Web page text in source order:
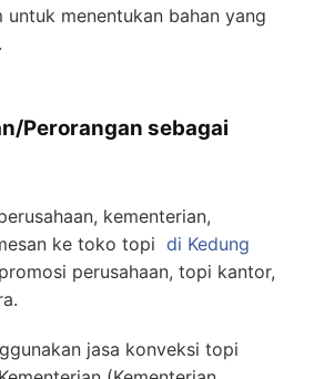
menentukan bahan yang
Perorangan sebagai
kementerian,
ke toko topi di Kedung
perusahaan, topi kantor,
jasa konveksi topi